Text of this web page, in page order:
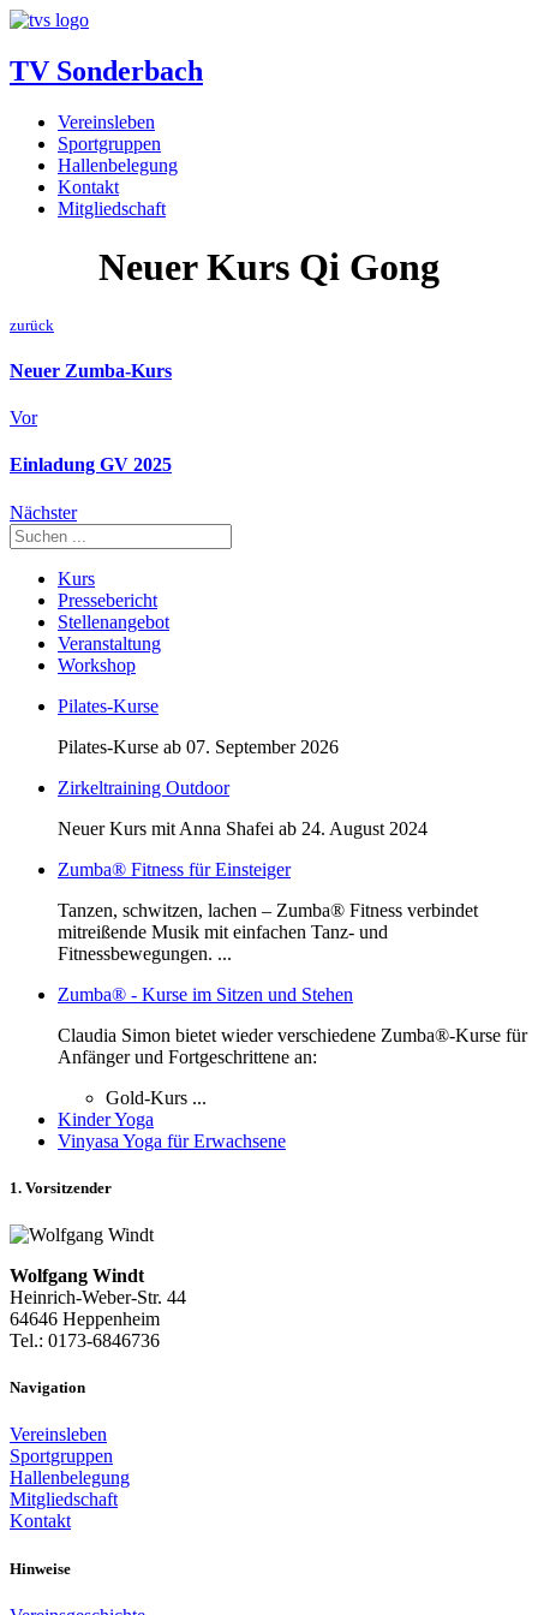
TV Sonderbach
Vereinsleben
Sportgruppen
Hallenbelegung
Kontakt
Mitgliedschaft
Neuer Kurs Qi Gong
zurück
Neuer Zumba-Kurs
Vor
Einladung GV 2025
Nächster
Kurs
Pressebericht
Stellenangebot
Veranstaltung
Workshop
Pilates-Kurse
Pilates-Kurse ab 07. September 2026
Zirkeltraining Outdoor
Neuer Kurs mit Anna Shafei ab 24. August 2024
Zumba® Fitness für Einsteiger
Tanzen, schwitzen, lachen – Zumba® Fitness verbindet
mitreißende Musik mit einfachen Tanz- und
Fitnessbewegungen. ...
Zumba® - Kurse im Sitzen und Stehen
Claudia Simon bietet wieder verschiedene Zumba®-Kurse für
Anfänger und Fortgeschrittene an:
Gold-Kurs ...
Kinder Yoga
Vinyasa Yoga für Erwachsene
1. Vorsitzender
Wolfgang Windt
Heinrich-Weber-Str. 44
64646 Heppenheim
Tel.: 0173-6846736
Navigation
Vereinsleben
Sportgruppen
Hallenbelegung
Mitgliedschaft
Kontakt
Hinweise